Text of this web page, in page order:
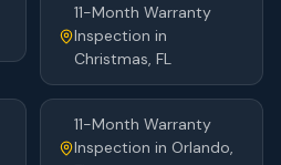
11-Month Warranty
Inspection in
Christmas, FL
11-Month Warranty
Inspection in Orlando,